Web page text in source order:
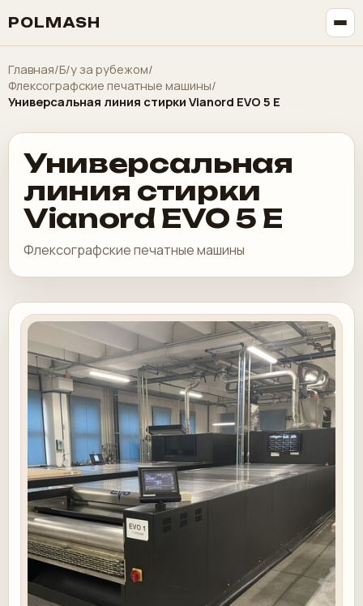
POLMASH
Главная/Б/у за рубежом/
Флексографские печатные машины/
Универсальная линия стирки Vianord EVO 5 E
Универсальная
линия стирки
Vianord EVO 5 E
Флексографские печатные машины